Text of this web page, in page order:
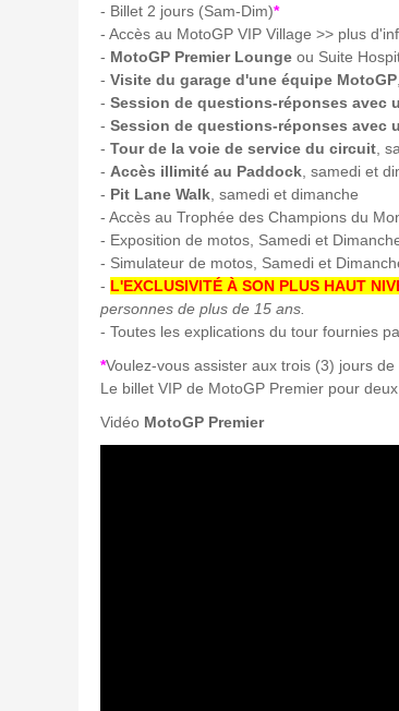
- Billet 2 jours (Sam-Dim)*
- Accès au MotoGP VIP Village >> plus
- MotoGP Premier Lounge ou Suite
- Visite du garage d'une équipe MotoGP
- Session de questions-réponses avec
- Session de questions-réponses avec
- Tour de la voie de service du circuit ,
- Accès illimité au Paddock , samedi et
- Pit Lane Walk , samedi et dimanche
- Accès au Trophée des Champions du
- Exposition de motos, Samedi et
- Simulateur de motos, Samedi et
- L'EXCLUSIVITÉ À SON PLUS HAUT
personnes de plus de 15 ans.
- Toutes les explications du tour fournies
*Voulez-vous assister aux trois (3) jours de
Le billet VIP de MotoGP Premier pour
Vidéo MotoGP Premier